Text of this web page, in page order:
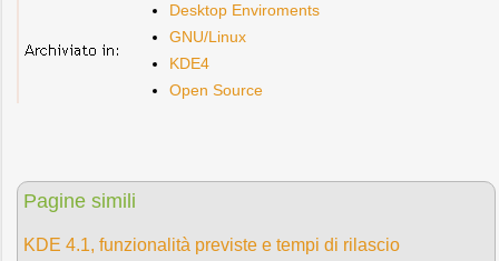
Desktop Enviroments
GNU/Linux
KDE4
Open Source
Pagine simili
KDE 4.1, funzionalità previste e tempi di rilascio